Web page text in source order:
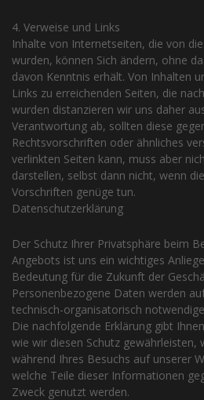
4. Verweise und Links
Inhalte von Internetseiten, die von
wurden, können Sich ändern, ohne
davon Kenntnis erhält. Von Inhalten
Links zu erreichenden Seiten, die
wurden distanzieren wir uns daher
Verantwortung ab, sollten diese
Rechtsvorschriften oder ähnliches
verlinkten Seiten kann, muss aber
darstellen, selbst dann nicht, wenn
Vorschriften genüge tun.
Datenschutzerklärung
Der Schutz Ihrer Privatsphäre beim
Angebots ist uns ein wichtiges
Bedeutung für die Zukunft der
Personenbezogene Daten werden
technisch-organisatorisch
Die nachfolgende Erklärung gibt
wie wir diesen Schutz
während Ihres Besuchs auf unserer
welche Teile dieser Informationen
Zweck genutzt werden.